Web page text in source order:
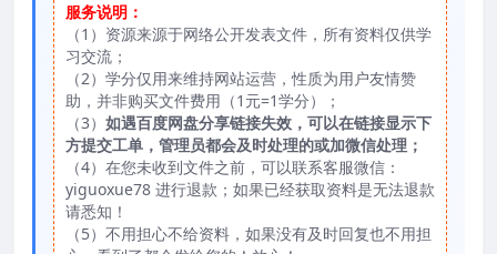
服务说明：
（1）资源来源于网络公开发表文件，所有资料仅供学
习交流；
（2）学分仅用来维持网站运营，性质为用户友情赞
助，并非购买文件费用（1元=1学分）；
（3） 如遇百度网盘分享链接失效，可以在链接显示下
方提交工单，管理员都会及时处理的或加微信处理；
（4）在您未收到文件之前，可以联系客服微信：
yiguoxue78 进行退款；如果已经获取资料是无法退款
请悉知！
（5）不用担心不给资料，如果没有及时回复也不用担